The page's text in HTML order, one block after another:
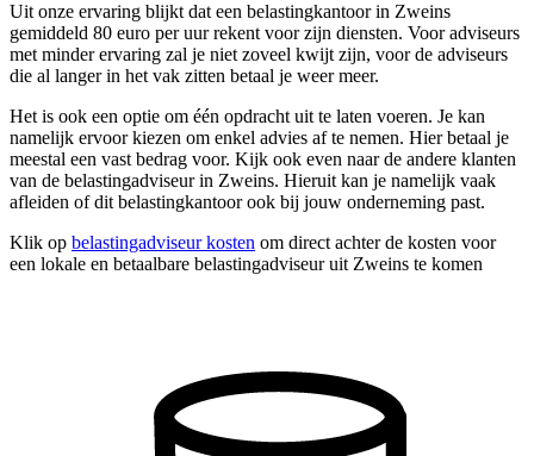
Uit onze ervaring blijkt dat een belastingkantoor in Zweins
gemiddeld 80 euro per uur rekent voor zijn diensten. Voor adviseurs
met minder ervaring zal je niet zoveel kwijt zijn, voor de adviseurs
die al langer in het vak zitten betaal je weer meer.
Het is ook een optie om één opdracht uit te laten voeren. Je kan
namelijk ervoor kiezen om enkel advies af te nemen. Hier betaal je
meestal een vast bedrag voor. Kijk ook even naar de andere klanten
van de belastingadviseur in Zweins. Hieruit kan je namelijk vaak
afleiden of dit belastingkantoor ook bij jouw onderneming past.
Klik op belastingadviseur kosten om direct achter de kosten voor
een lokale en betaalbare belastingadviseur uit Zweins te komen